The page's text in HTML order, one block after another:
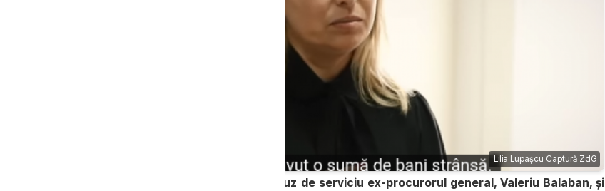
Lilia Lupaşcu Captură ZdG
Dosarul în care sunt învinuiți de abuz de serviciu ex-procurorul general, Valeriu Balaban, și